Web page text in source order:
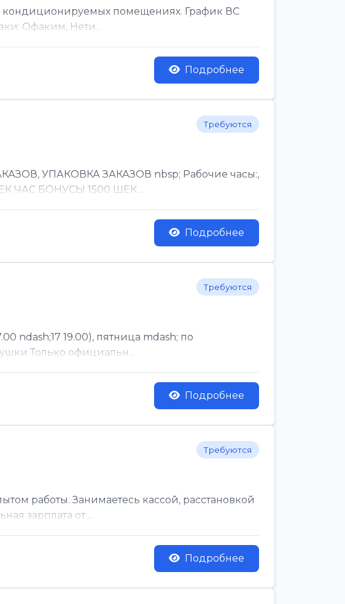
кондиционируемых помещениях. График ВС
Офаким, Нети...
Подробнее
Требуются
УПАКОВКА ЗАКАЗОВ nbsp; Рабочие часы:,
ЧАС БОНУСЫ 1500 ШЕК ...
Подробнее
Требуются
ndash;17 19.00), пятница mdash; по
Только официальн...
Подробнее
Требуются
работы. Занимаетесь кассой, расстановкой
зарплата от ...
Подробнее